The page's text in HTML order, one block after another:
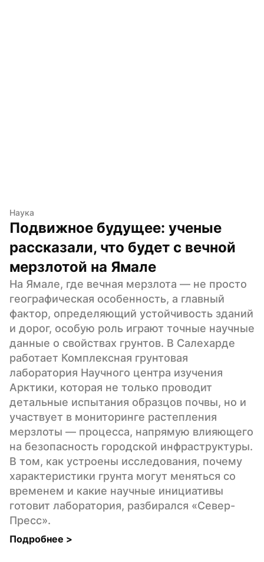
Наука
Подвижное будущее: ученые
рассказали, что будет с вечной
мерзлотой на Ямале
На Ямале, где вечная мерзлота — не просто
географическая особенность, а главный
фактор, определяющий устойчивость зданий
и дорог, особую роль играют точные научные
данные о свойствах грунтов. В Салехарде
работает Комплексная грунтовая
лаборатория Научного центра изучения
Арктики, которая не только проводит
детальные испытания образцов почвы, но и
участвует в мониторинге растепления
мерзлоты — процесса, напрямую влияющего
на безопасность городской инфраструктуры.
В том, как устроены исследования, почему
характеристики грунта могут меняться со
временем и какие научные инициативы
готовит лаборатория, разбирался «Север-
Пресс».
Подробнее >